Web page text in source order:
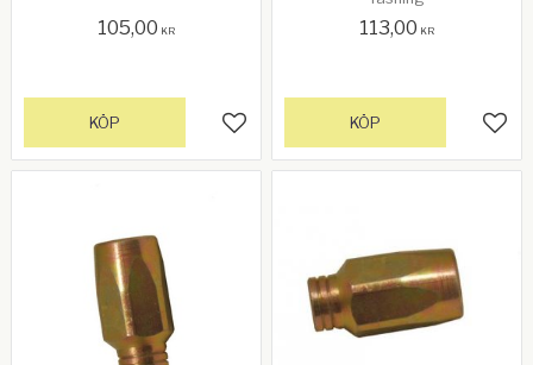
105,00 KR
Lägg till i favoriter
KÖP
113,00 KR
KÖP